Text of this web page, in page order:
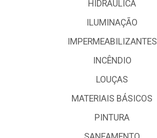
HIDRÁULICA
ILUMINAÇÃO
IMPERMEABILIZANTES
INCÊNDIO
LOUÇAS
MATERIAIS BÁSICOS
PINTURA